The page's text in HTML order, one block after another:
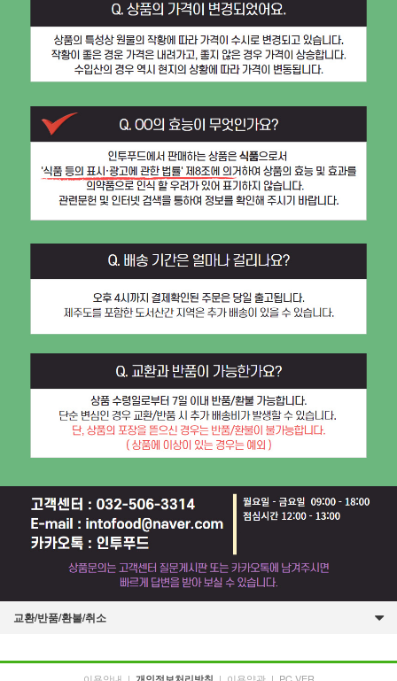
교환/반품/환불/취소
이용안내 | | 이용약관 | PC VER